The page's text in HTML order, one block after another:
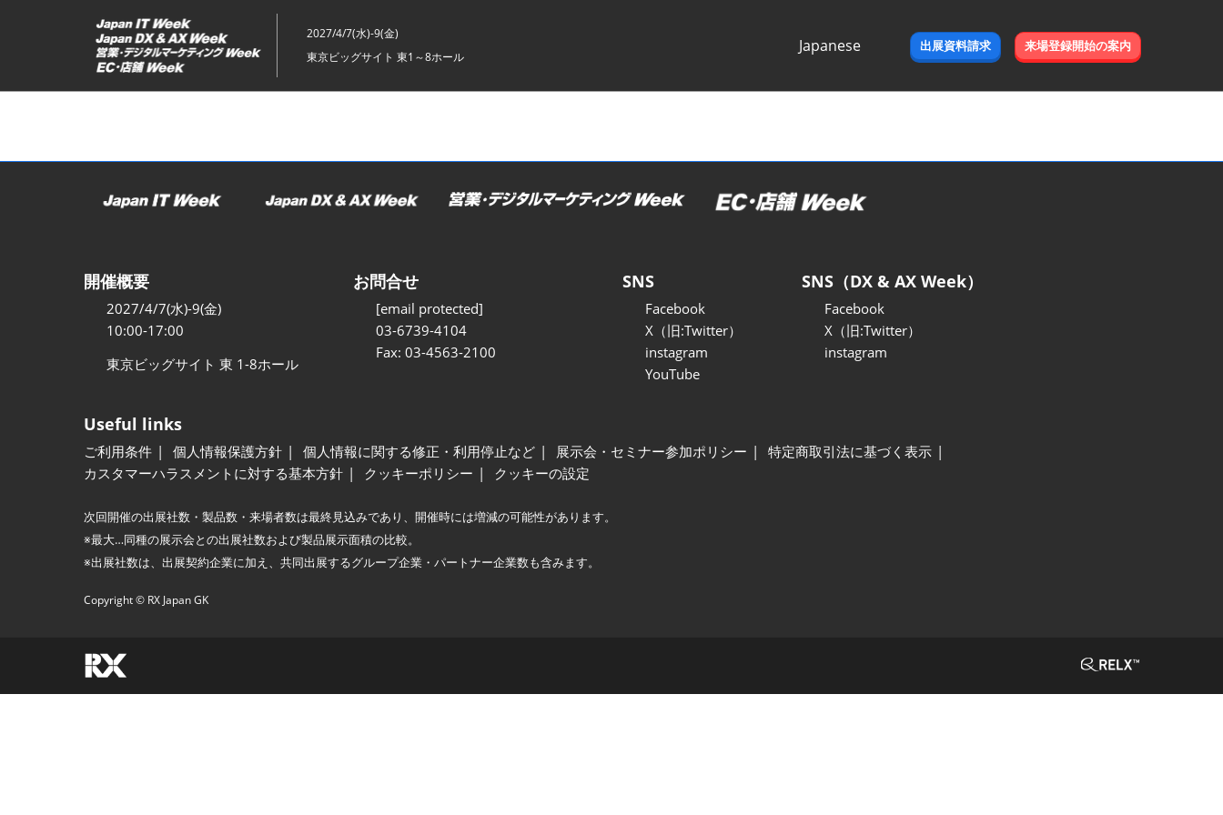
ッ
2027/4/7(水)-9(金)
東京ビッグサイト 東1～8ホール
Japanese
出展資料請求 来場登録開始の案内
開催概要
2027/4/7(水)-9(金)
10:00-17:00
東京ビッグサイト 東 1-8ホール
お問合せ
[email protected]
03-6739-4104
Fax: 03-4563-2100
SNS
Facebook
X（旧:Twitter）
instagram
YouTube
SNS（DX & AX Week）
Facebook
X（旧:Twitter）
instagram
Useful links
ご利用条件 個人情報保護方針 個人情報に関する修正・利用停止など 展示会・セミナー参加ポリシー
特定商取引法に基づく表示
カスタマーハラスメントに対する基本方針
クッキーポリシー クッキーの設定
次回開催の出展社数・製品数・来場者数は最終見込みであり、開催時には増減の可能性があります。
※最大…同種の展示会との出展社数および製品展示面積の比較。
※出展社数は、出展契約企業に加え、共同出展するグループ企業・パートナー企業数も含みます。
Copyright © RX Japan GK